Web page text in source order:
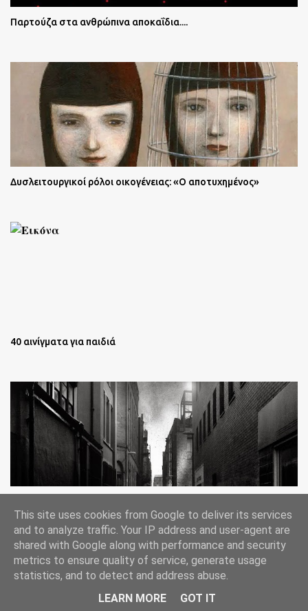
Παρτούζα στα ανθρώπινα αποκαΐδια....
Δυσλειτουργικοί ρόλοι οικογένειας: «Ο αποτυχημένος»
40 αινίγματα για παιδιά
Lee Jeffries
Από το Blogger
This site uses cookies from Google to deliver its services
and to analyze traffic. Your IP address and user-agent are
shared with Google along with performance and security
metrics to ensure quality of service, generate usage
statistics, and to detect and address abuse.
LEARN MORE
GOT IT